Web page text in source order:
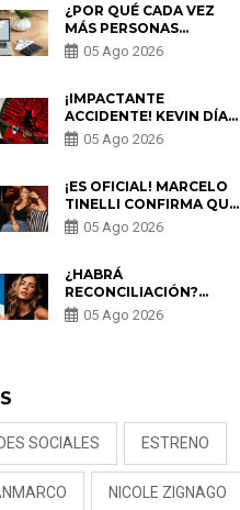
¿POR QUÉ CADA VEZ
MÁS PERSONAS
UTILIZAN UNA VPN
PARA PROTEGER SU
05 Ago 2026
¡IMPACTANTE
ACCIDENTE! KEVIN DÍAZ
CAE DESDE OCHO
METROS EN “ESTO ES
PREOCUPACIÓN
05 Ago 2026
¡ES OFICIAL! MARCELO
TINELLI CONFIRMA QUE
REGRESÓ CON MILETT
FIGUEROA: “EL AMOR
05 Ago 2026
¿HABRÁ
RECONCILIACIÓN?
MARIO HART ADMITE
QUE PODRÍA VOLVER
05 Ago 2026
SOCIALES ESTRENO
NICOLE ZIGNAGO